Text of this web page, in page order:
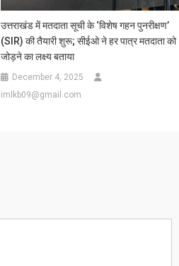
उत्तराखंड में मतदाता सूची के ‘विशेष गहन पुनरीक्षण’
(SIR) की तैयारी शुरू; सीईओ ने हर पात्र मतदाता को
जोड़ने का लक्ष्य बताया
December 4, 2025
imlkb09@gmail.com